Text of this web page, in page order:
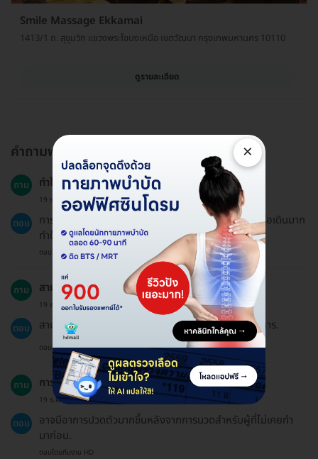
Smile Massage Ekkamai
1413/1 ถ. สุขุมวิท แขวงพระโขนงเหนือ เขตวัฒนา กรุงเทพมหานคร 10110
ดูรายละเอียด
คำถามพบบ่อย
ถาม ทำไมฉันควรทำการนวดฝ่าเท้า?
19 ธ.ค. 2024
ตอบ
การนวดฝ่าเท้าช่วยลดอาการปวดเมื่อยจากการยืนนานหรือเดินมาก
ทำให้กล้ามเนื้อขาและเท้าผ่อนคลายมากขึ้น.
ตอบโดยทีมงาน HD
ถาม สามารถจองแพ็กเกจให้คนอื่นได้ไหม?
19 ธ.ค. 2024
ตอบ สามารถจองแพ็กเกจให้คนอื่นได้โดยแจ้งชื่อผู้ที่จะรับบริการ.
ตอบโดยทีมงาน HD
ถาม การนวดสามารถทำให้เกิดผลข้างเคียงอะไรบ้าง?
19 ธ.ค. 2024
ตอบ
อาจมีอาการปวดตัวมากขึ้นหลังจากการนวดสำหรับผู้ที่ไม่เคยทำ
มาก่อน.
ตอบโดยทีมงาน HD
×